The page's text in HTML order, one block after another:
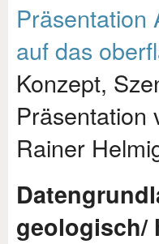
Präsentation
auf das
Konzept,
Präsentation
Rainer
geologisch/